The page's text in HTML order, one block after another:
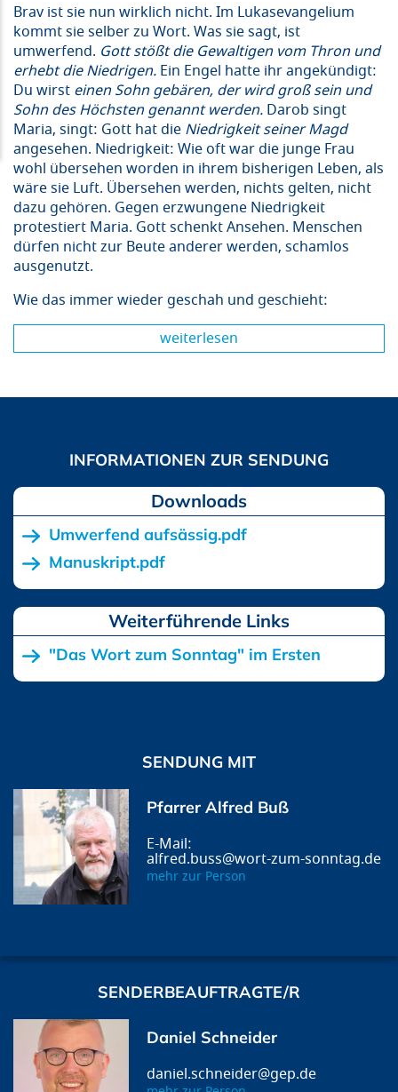
Brav ist sie nun wirklich nicht. Im Lukasevangelium
kommt sie selber zu Wort. Was sie sagt, ist
umwerfend. Gott stößt die Gewaltigen vom Thron und
erhebt die Niedrigen. Ein Engel hatte ihr angekündigt:
Du wirst einen Sohn gebären, der wird groß sein und
Sohn des Höchsten genannt werden. Darob singt
Maria, singt: Gott hat die Niedrigkeit seiner Magd
angesehen. Niedrigkeit: Wie oft war die junge Frau
wohl übersehen worden in ihrem bisherigen Leben, als
wäre sie Luft. Übersehen werden, nichts gelten, nicht
dazu gehören. Gegen erzwungene Niedrigkeit
protestiert Maria. Gott schenkt Ansehen. Menschen
dürfen nicht zur Beute anderer werden, schamlos
ausgenutzt.
Wie das immer wieder geschah und geschieht:
weiterlesen
Downloads
Umwerfend aufsässig.pdf
Manuskript.pdf
"Das Wort zum Sonntag" im Ersten
SENDUNG MIT
Pfarrer Alfred Buß
alfred.buss@wort-zum-sonntag.de
mehr zur Person
SENDERBEAUFTRAGTE/R
Daniel Schneider
daniel.schneider@gep.de